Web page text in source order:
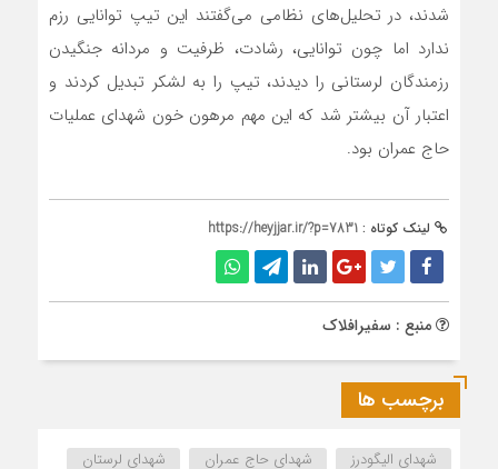
شدند، در تحلیل‌های نظامی می‌گفتند این تیپ توانایی رزم
ندارد اما چون توانایی، رشادت، ظرفیت و مردانه جنگیدن
رزمندگان لرستانی را دیدند، تیپ را به لشکر تبدیل کردند و
اعتبار آن بیشتر شد که این مهم مرهون خون شهدای عملیات
حاج عمران بود.
لینک کوتاه : https://heyjjar.ir/?p=7831
منبع : سفیرافلاک
برچسب ها
شهدای الیگودرز شهدای حاج عمران
شهدای لرستان